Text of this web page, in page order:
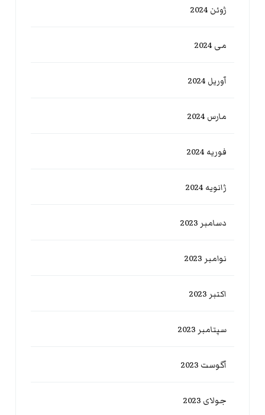
ژوئن 2024
می 2024
آوریل 2024
مارس 2024
فوریه 2024
ژانویه 2024
دسامبر 2023
نوامبر 2023
اکتبر 2023
سپتامبر 2023
آگوست 2023
جولای 2023